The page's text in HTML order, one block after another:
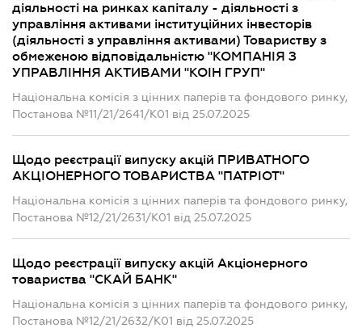
діяльності на ринках капіталу - діяльності з
управління активами інституційних інвесторів
(діяльності з управління активами) Товариству з
обмеженою відповідальністю "КОМПАНІЯ З
УПРАВЛІННЯ АКТИВАМИ "КОІН ГРУП"
Національна комісія з цінних паперів та фондового ринку,
Постанова №11/21/2641/К01 від 25.07.2025
Щодо реєстрації випуску акцій ПРИВАТНОГО
АКЦІОНЕРНОГО ТОВАРИСТВА "ПАТРІОТ"
Національна комісія з цінних паперів та фондового ринку,
Постанова №12/21/2631/К01 від 25.07.2025
Щодо реєстрації випуску акцій Акціонерного
товариства "СКАЙ БАНК"
Національна комісія з цінних паперів та фондового ринку,
Постанова №12/21/2632/К01 від 25.07.2025